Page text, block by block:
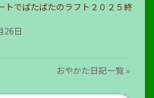
トでばたばたのラフト２０２５終
26日
おやかた日記一覧 »